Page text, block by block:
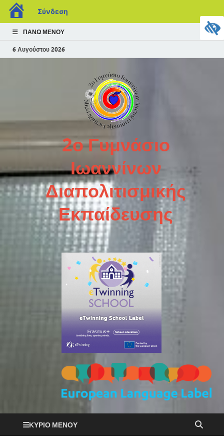
Σύνδεση
ΠΆΝΩ ΜΕΝΟΎ
6 Αυγούστου 2026
2ο Γυμνάσιο
Ιωαννίνων
Διαπολιτισμικής
Εκπαίδευσης
ΚΎΡΙΟ ΜΕΝΟΎ